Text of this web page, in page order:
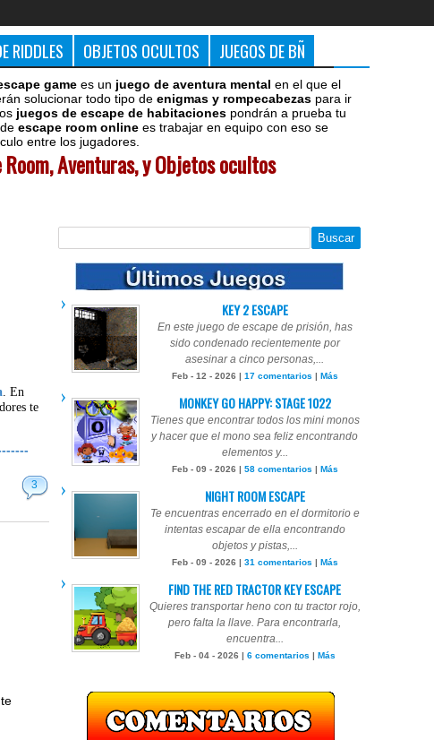
RIDDLES OBJETOS OCULTOS JUEGOS DE BÑ
game es un juego de aventura mental en el que el
solucionar todo tipo de enigmas y rompecabezas para ir
juegos de escape de habitaciones pondrán a prueba tu
escape room online es trabajar en equipo con eso se
entre los jugadores.
Room, Aventuras, y Objetos ocultos
. En
te
3
KEY 2 ESCAPE
En este juego de escape de prisión, has
sido condenado recientemente por
asesinar a cinco personas,...
Feb - 12 - 2026 | 17 comentarios | Más
MONKEY GO HAPPY: STAGE 1022
Tienes que encontrar todos los mini monos
y hacer que el mono sea feliz encontrando
elementos y...
Feb - 09 - 2026 | 58 comentarios | Más
NIGHT ROOM ESCAPE
Te encuentras encerrado en el dormitorio e
intentas escapar de ella encontrando
objetos y pistas,...
Feb - 09 - 2026 | 31 comentarios | Más
FIND THE RED TRACTOR KEY ESCAPE
Quieres transportar heno con tu tractor rojo,
pero falta la llave. Para encontrarla,
encuentra...
Feb - 04 - 2026 | 6 comentarios | Más